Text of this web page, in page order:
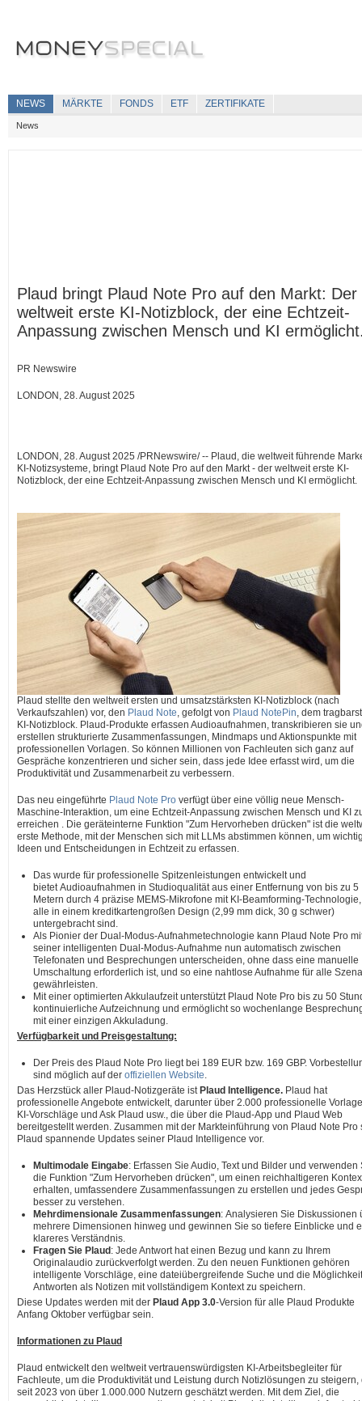
NEWS MÄRKTE FONDS ETF ZERTIFIKATE
News
Plaud bringt Plaud Note Pro auf den Markt: Der
weltweit erste KI-Notizblock, der eine Echtzeit-
Anpassung zwischen Mensch und KI
PR Newswire
LONDON, 28. August 2025
LONDON , 28.August 2025 /PRNewswire/ -- Plaud, die weltweit führende
KI-Notizsysteme, bringt Plaud Note Pro auf den Markt - der weltweit erste KI-
Notizblock, der eine Echtzeit-Anpassung zwischen Mensch und KI ermöglicht.
Plaud stellte den weltweit ersten und umsatzstärksten KI-Notizblock (nach
Verkaufszahlen) vor, den Plaud Note, gefolgt von Plaud NotePin, dem
KI-Notizblock. Plaud-Produkte erfassen Audioaufnahmen, transkribieren sie
erstellen strukturierte Zusammenfassungen, Mindmaps und Aktionspunkte mit
professionellen Vorlagen. So können Millionen von Fachleuten sich ganz auf
Gespräche konzentrieren und sicher sein, dass jede Idee erfasst wird, um die
Produktivität und Zusammenarbeit zu verbessern.
Das neu eingeführte Plaud Note Pro verfügt über eine völlig neue Mensch-
Maschine-Interaktion, um eine Echtzeit-Anpassung zwischen Mensch und KI
erreichen . Die geräteinterne Funktion "Zum Hervorheben drücken" ist die
erste Methode, mit der Menschen sich mit LLMs abstimmen können, um
Ideen und Entscheidungen in Echtzeit zu erfassen.
Das wurde für professionelle Spitzenleistungen entwickelt und
bietet Audioaufnahmen in Studioqualität aus einer Entfernung von bis zu 5
Metern durch 4 präzise MEMS-Mikrofone mit KI-Beamforming-
alle in einem kreditkartengroßen Design (2,99 mm dick, 30 g schwer)
untergebracht sind.
Als Pionier der Dual-Modus-Aufnahmetechnologie kann Plaud Note Pro
seiner intelligenten Dual-Modus-Aufnahme nun automatisch zwischen
Telefonaten und Besprechungen unterscheiden, ohne dass eine manuelle
Umschaltung erforderlich ist, und so eine nahtlose Aufnahme für alle
gewährleisten.
Mit einer optimierten Akkulaufzeit unterstützt Plaud Note Pro bis zu 50
kontinuierliche Aufzeichnung und ermöglicht so wochenlange
mit einer einzigen Akkuladung.
Verfügbarkeit und Preisgestaltung:
Der Preis des Plaud Note Pro liegt bei 189 EUR bzw. 169 GBP.
sind möglich auf der offiziellen Website.
Das Herzstück aller Plaud-Notizgeräte ist Plaud Intelligence. Plaud hat
professionelle Angebote entwickelt, darunter über 2.000 professionelle
KI-Vorschläge und Ask Plaud usw., die über die Plaud-App und Plaud Web
bereitgestellt werden. Zusammen mit der Markteinführung von Plaud Note Pro
Plaud spannende Updates seiner Plaud Intelligence vor.
Multimodale Eingabe: Erfassen Sie Audio, Text und Bilder und verwenden
die Funktion "Zum Hervorheben drücken", um einen reichhaltigeren
erhalten, umfassendere Zusammenfassungen zu erstellen und jedes
besser zu verstehen.
Mehrdimensionale Zusammenfassungen: Analysieren Sie Diskussionen
mehrere Dimensionen hinweg und gewinnen Sie so tiefere Einblicke und
klareres Verständnis.
Fragen Sie Plaud : Jede Antwort hat einen Bezug und kann zu Ihrem
Originalaudio zurückverfolgt werden. Zu den neuen Funktionen gehören
intelligente Vorschläge, eine dateiübergreifende Suche und die
Antworten als Notizen mit vollständigem Kontext zu speichern.
Diese Updates werden mit der Plaud App 3.0-Version für alle Plaud Produkte
Anfang Oktober verfügbar sein.
Informationen zu Plaud
Plaud entwickelt den weltweit vertrauenswürdigsten KI-Arbeitsbegleiter für
Fachleute, um die Produktivität und Leistung durch Notizlösungen zu steigern,
seit 2023 von über 1.000.000 Nutzern geschätzt werden. Mit dem Ziel, die